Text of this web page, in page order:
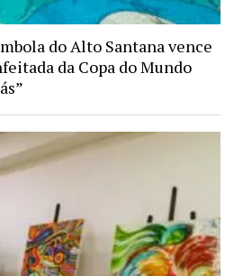
do Alto Santana vence
da Copa do Mundo